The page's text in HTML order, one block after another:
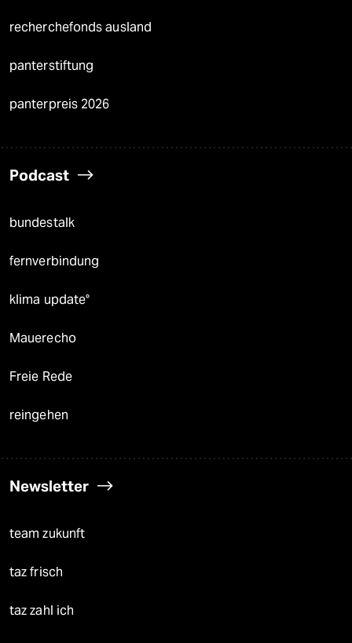
recherchefonds ausland
panterstiftung
panterpreis 2026
Podcast
bundestalk
fernverbindung
klima update°
Mauerecho
Freie Rede
reingehen
Newsletter
team zukunft
taz frisch
taz zahl ich